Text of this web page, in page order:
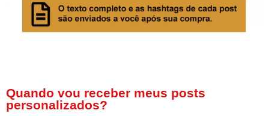
Quando vou receber meus posts
personalizados?